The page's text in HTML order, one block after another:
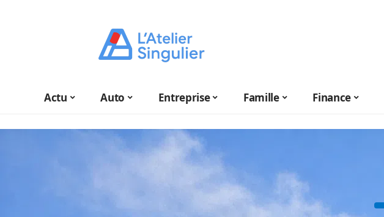
Actu Auto Entreprise Famille Finance